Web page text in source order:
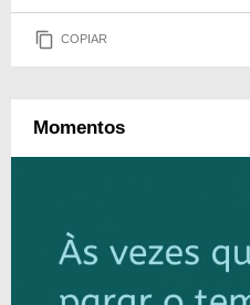
COPIAR
Momentos